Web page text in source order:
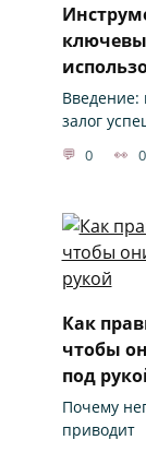
залог
0 0
Как
чтобы
под
Почему
приводит